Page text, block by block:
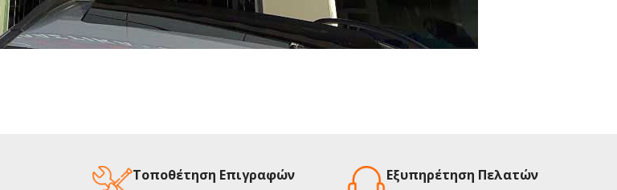
Τοποθέτηση Επιγραφών Εξυπηρέτηση Πελατών